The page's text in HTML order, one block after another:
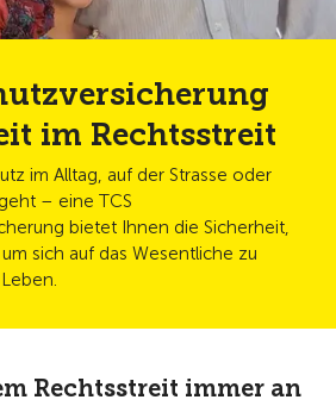
im Rechtsstreit
im Alltag, auf der Strasse oder
– eine TCS
bietet Ihnen die Sicherheit,
sich auf das Wesentliche zu
Rechtsstreit immer an